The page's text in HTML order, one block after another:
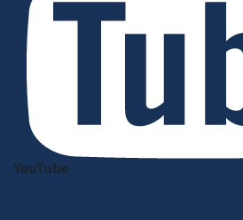
YouTube